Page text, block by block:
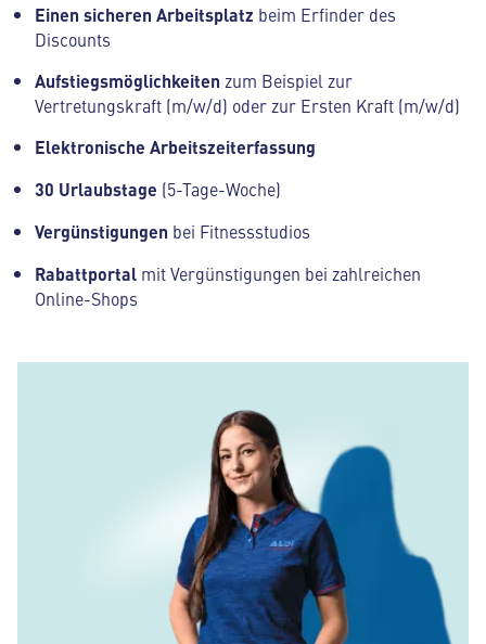
Einen sicheren Arbeitsplatz beim Erfinder des
Discounts
Aufstiegsmöglichkeiten zum Beispiel zur
Vertretungskraft (m/w/d) oder zur Ersten Kraft (m/w/d)
Elektronische Arbeitszeiterfassung
30 Urlaubstage (5-Tage-Woche)
Vergünstigungen bei Fitnessstudios
Rabattportal mit Vergünstigungen bei zahlreichen
Online-Shops